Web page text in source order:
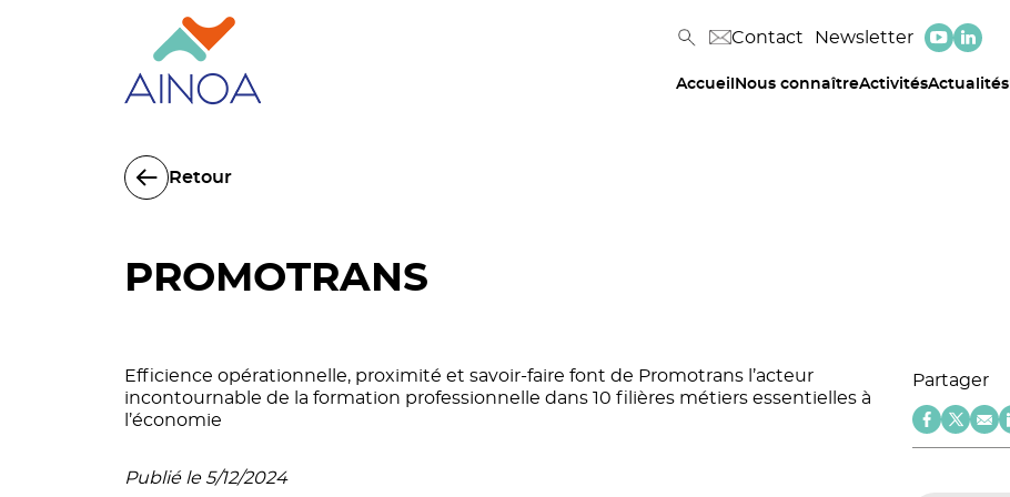
Contact Newsletter
Accueil Nous connaîtreActivitésActualités
Retour
PROMOTRANS
Efficience opérationnelle, proximité et savoir-faire font de Promotrans l’acteur
incontournable de la formation professionnelle dans 10 filières métiers essentielles à
l’économie
Publié le 5/12/2024
Partager